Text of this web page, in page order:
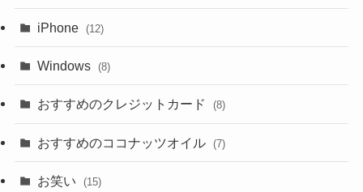
iPhone (12)
Windows (8)
おすすめのクレジットカード (8)
おすすめのココナッツオイル (7)
お笑い (15)